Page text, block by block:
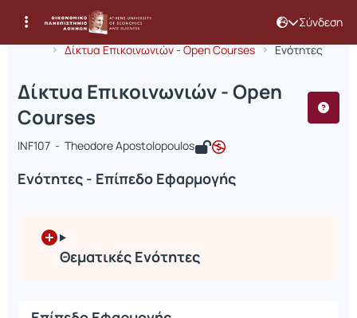
Σύνδεση
Αρχική Σελίδα
Δίκτυα Επικοινωνιών - Open Courses
Ενότητες
Μάθημα : Δίκτυα Επικοινωνιών -
Κωδικός : INF370
Δίκτυα Επικοινωνιών - Open
Courses
INF107 - Theodore Apostolopoulos
Ενότητες - Επίπεδο Εφαρμογής
Θεματικές Ενότητες